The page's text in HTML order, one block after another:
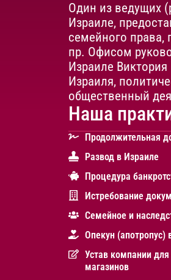
Один из ведущих
Израиле,
семейного права,
пр. Офисом
Израиле
Израиля,
общественный
Наша
Продолжительная
Развод в Израиле
Истребование
Cемейное и
Опекун (апотропус)
Устав компании
магазинов